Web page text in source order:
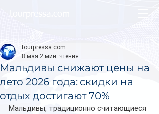
Мальдивы снижают цены на
лето 2026 года: скидки на
отдых достигают 70%
tourpressa.com
8 мая 2 мин. чтения
Мальдивы, традиционно считающиеся